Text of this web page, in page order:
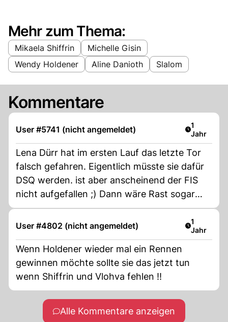
Mehr zum Thema:
Mikaela Shiffrin
Michelle Gisin
Wendy Holdener
Aline Danioth Slalom
Kommentare
User #5741 (nicht angemeldet) Artikel
1
Jahr
Lena Dürr hat im ersten Lauf das letzte Tor
falsch gefahren. Eigentlich müsste sie dafür
DSQ werden. ist aber anscheinend der FIS
nicht aufgefallen ;) Dann wäre Rast sogar
nachträglich 3.
User #4802 (nicht angemeldet) Artikel
1
Jahr
Wenn Holdener wieder mal ein Rennen
gewinnen möchte sollte sie das jetzt tun
wenn Shiffrin und Vlohva fehlen !!
Alle Kommentare anzeigen